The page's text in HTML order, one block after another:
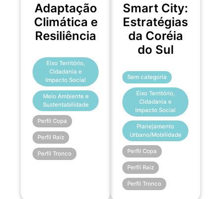
Adaptação
Climática e
Resiliência
Eixo Território,
Cidadania e
Impacto Social
Meio Ambiente e
Sustentabilidade
Perfil Copa
Perfil Raiz
Perfil Tronco
Smart City:
Estratégias
da Coréia
do Sul
Sem categoria
Eixo Território,
Cidadania e
Impacto Social
Planejamento
Urbano/Mobilidade
Perfil Copa
Perfil Raiz
Perfil Tronco